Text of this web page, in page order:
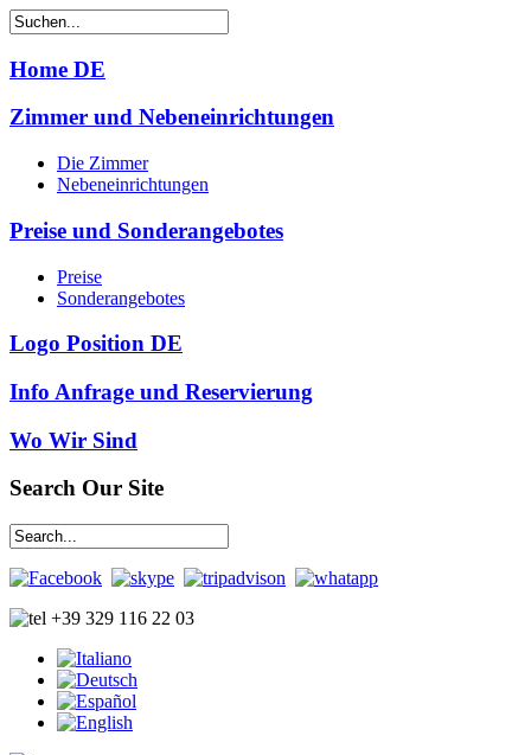
Home DE
Zimmer und Nebeneinrichtungen
Die Zimmer
Nebeneinrichtungen
Preise und Sonderangebotes
Preise
Sonderangebotes
Logo Position DE
Info Anfrage und Reservierung
Wo Wir Sind
Search Our Site
+39 329 116 22 03